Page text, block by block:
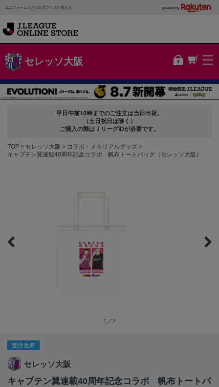
ユニフォームなどの公式グッズが買える！ powered by
セレッソ大阪
平日午前10時までのご注文は当日出荷。
（土日祝日は除く）
ご購入の際はＪリーグIDが必要です。
TOP セレッソ大阪
コラボ・メモリアルグッズ
キャプテン翼連載40周年記念コラボ 帆布トートバッグ（セレッソ大阪）
1／2
受注生産
セレッソ大阪
キャプテン翼連載40周年記念コラボ 帆布トートバ